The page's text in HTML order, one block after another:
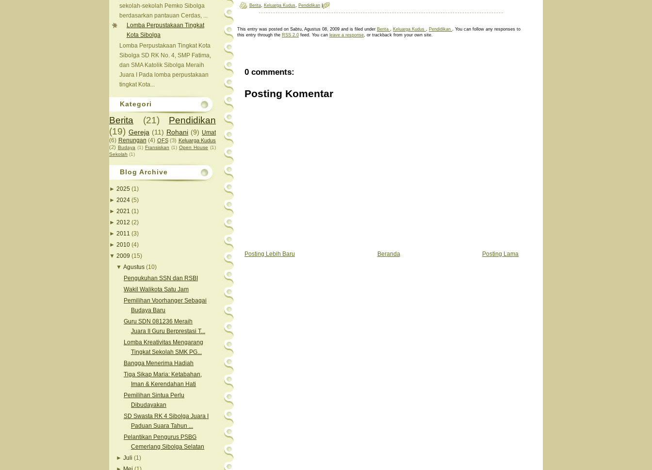
sekolah-sekolah Pemko Sibolga
berdasarkan pantauan Cerdas, ...
Lomba Perpustakaan Tingkat
Kota Sibolga
Lomba Perpustakaan Tingkat Kota
Sibolga SD RK No. 4, SMP Fatima,
dan SMA Katolik Sibolga Meraih
Juara I Pada lomba perpustakaan
tingkat Kota...
Kategori
Berita (21)
Pendidikan
(19) Gereja (11) Rohani (9) Umat
(6) Renungan (4) OFS (3) Keluarga Kudus
(2) Budaya (1) Fransiskan (1) Open House (1)
Sekolah (1)
Blog Archive
► 2025 (1)
► 2024 (5)
► 2021 (1)
► 2012 (2)
► 2011 (3)
► 2010 (4)
▼ 2009 (15)
▼Agustus(10)
Pengukuhan SSN dan RSBI
Wakil Walikota Satu Jam
Pemilihan Voorhanger Sebagai
Budaya Baru
Guru SDN 081236 Meraih
Juara II Guru Berprestasi T...
Lomba Kreativitas Mengarang
Tingkat Sekolah SMK PG...
Bangga Menerima Hadiah
Tiga Sikap Maria: Ketabahan,
Iman & Kerendahan Hati
Pemilihan Sintua Perlu
Dibudayakan
SD Swasta RK 4 Sibolga Juara I
Paduan Suara Tahun ...
Pelantikan Pengurus PSBG
Cemerlang Sibolga Selatan
►Juli(1)
Berita, Keluarga Kudus, Pendidikan
This entry was posted on Sabtu, Agustus 08, 2009 and is filed under Berita , Keluarga Kudus , Pendidikan . You can follow any responses to
this entry through the RSS 2.0 feed. You can leave a response, or trackback from your own site.
0 comments:
Posting Komentar
Posting Lebih Baru Posting Lama
Beranda